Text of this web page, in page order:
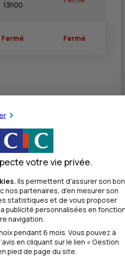
13h00
Fermé Fermé
billets EUR
de monnaie EUR
EUR
visuels
plus proches
votre vie privée.
Ils permettent d'assurer son bon
nos partenaires, d'en mesurer son
statistiques et de vous proposer
publicité personnalisées en
navigation.
pendant 6 mois. Vous pouvez à
en cliquant sur le lien « Gestion
pied de page du site.